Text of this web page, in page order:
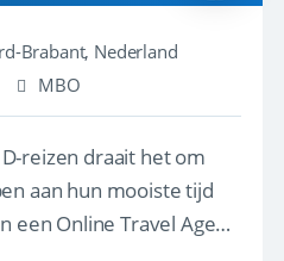
Brabant, Nederland
MBO
reizen draait het om
aan hun mooiste tijd
een Online Travel Agent